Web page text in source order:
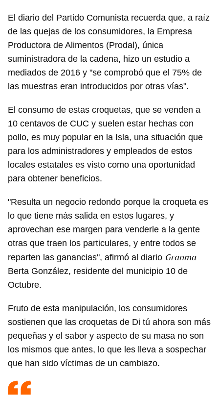
El diario del Partido Comunista recuerda que, a raíz
de las quejas de los consumidores, la Empresa
Productora de Alimentos (Prodal), única
suministradora de la cadena, hizo un estudio a
mediados de 2016 y "se comprobó que el 75% de
las muestras eran introducidos por otras vías".
El consumo de estas croquetas, que se venden a
10 centavos de CUC y suelen estar hechas con
pollo, es muy popular en la Isla, una situación que
para los administradores y empleados de estos
locales estatales es visto como una oportunidad
para obtener beneficios.
"Resulta un negocio redondo porque la croqueta es
lo que tiene más salida en estos lugares, y
aprovechan ese margen para venderle a la gente
otras que traen los particulares, y entre todos se
reparten las ganancias", afirmó al diario Granma
Berta González, residente del municipio 10 de
Octubre.
Fruto de esta manipulación, los consumidores
sostienen que las croquetas de Di tú ahora son más
pequeñas y el sabor y aspecto de su masa no son
los mismos que antes, lo que les lleva a sospechar
que han sido víctimas de un cambiazo.